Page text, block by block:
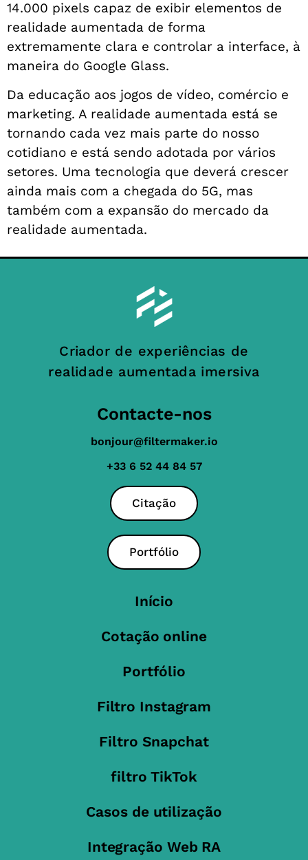
14.000 pixels capaz de exibir elementos de
realidade aumentada de forma
extremamente clara e controlar a interface, à
maneira do Google Glass.
Da educação aos jogos de vídeo, comércio e
marketing. A realidade aumentada está se
tornando cada vez mais parte do nosso
cotidiano e está sendo adotada por vários
setores. Uma tecnologia que deverá crescer
ainda mais com a chegada do 5G, mas
também com a expansão do mercado da
realidade aumentada.
Criador de experiências de
realidade aumentada imersiva
Contacte-nos
bonjour@filtermaker.io
+33 6 52 44 84 57
Citação
Portfólio
Início
Cotação online
Portfólio
Filtro Instagram
Filtro Snapchat
filtro TikTok
Casos de utilização
Integração Web RA